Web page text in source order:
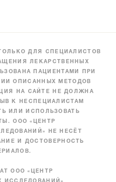
ДЛЯ СПЕЦИАЛИСТОВ
ЛЕКАРСТВЕННЫХ
ПАЦИЕНТАМИ ПРИ
ОПИСАННЫХ МЕТОДОВ
НА САЙТЕ НЕ ДОЛЖНА
К НЕСПЕЦИАЛИСТАМ
ИЛИ ИСПОЛЬЗОВАТЬ
ООО «ЦЕНТР
НЕ НЕСЁТ
И ДОСТОВЕРНОСТЬ
ООО «ЦЕНТР